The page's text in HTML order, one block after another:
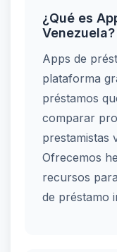
¿Qué es
Venezuela?
Apps de
plataforma
préstamos
comparar
prestamistas
Ofrecemos
recursos
de préstamo